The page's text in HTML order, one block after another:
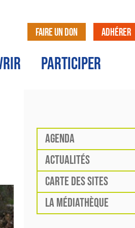
FAIRE UN DON ADHÉRER
PARTICIPER
AGENDA
ACTUALITÉS
CARTE DES SITES
LA MÉDIATHÈQUE